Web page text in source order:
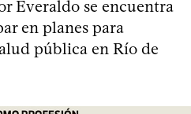
Everaldo se encuentra
en planes para
pública en Río de